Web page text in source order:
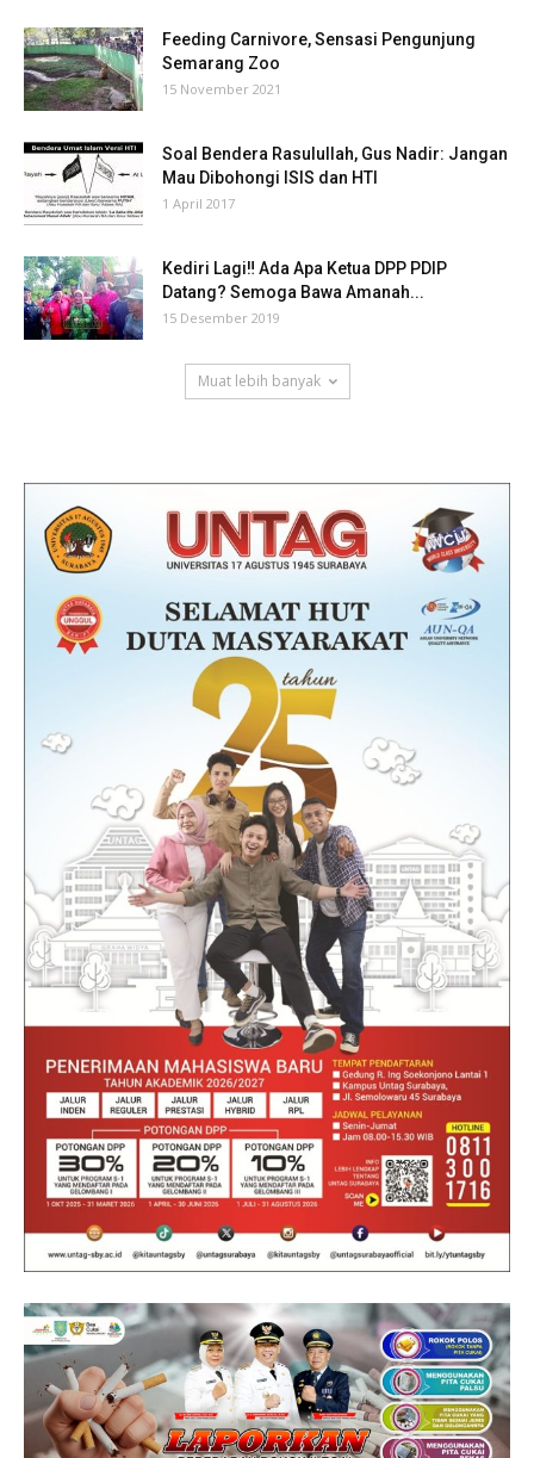
Feeding Carnivore, Sensasi Pengunjung
Semarang Zoo
15 November 2021
Soal Bendera Rasulullah, Gus Nadir: Jangan
Mau Dibohongi ISIS dan HTI
1 April 2017
Kediri Lagi‼ Ada Apa Ketua DPP PDIP
Datang? Semoga Bawa Amanah...
15 Desember 2019
Muat lebih banyak